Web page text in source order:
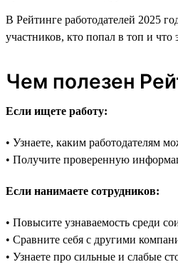
В Рейтинге работодателей 2025
участников, кто попал в топ и что
Чем полезен
Если ищете работу:
• Узнаете, каким работодателям
• Получите проверенную
Если нанимаете сотрудников:
• Повысите узнаваемость среди
• Сравните себя с другими
• Узнаете про сильные и слабые